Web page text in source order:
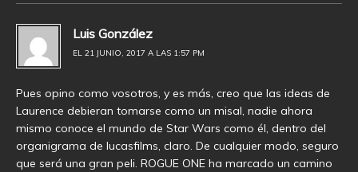
Luis González
EL 21 JUNIO, 2017 A LAS 1:57 PM
Pues opino como vosotros, y es más, creo que las ideas de
Laurence debieran tomarse como un misal, nadie ahora
mismo conoce el mundo de Star Wars como él, dentro del
organigrama de lucasfilms, claro. De cualquier modo, seguro
que será una gran peli. ROGUE ONE ha marcado un camino